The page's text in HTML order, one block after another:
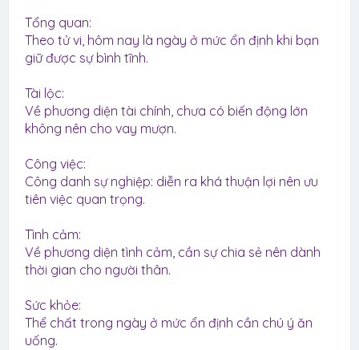
Tổng quan:
Theo tử vi, hôm nay là ngày ở mức ổn định khi bạn
giữ được sự bình tĩnh.
Tài lộc:
Về phương diện tài chính, chưa có biến động lớn
không nên cho vay mượn.
Công việc:
Công danh sự nghiệp: diễn ra khá thuận lợi nên ưu
tiên việc quan trọng.
Tình cảm:
Về phương diện tình cảm, cần sự chia sẻ nên dành
thời gian cho người thân.
Sức khỏe:
Thể chất trong ngày ở mức ổn định cần chú ý ăn
uống.